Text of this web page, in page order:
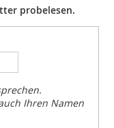
probelesen.
Ihren Namen